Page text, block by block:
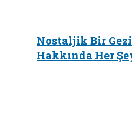
Nostaljik Bir
Hakkında Her